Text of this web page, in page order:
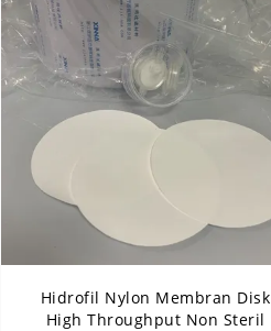
Hidrofil Nylon Membran Disk
High Throughput Non Steril